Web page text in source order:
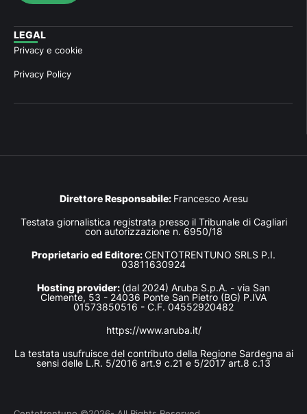
LEGAL
Privacy e cookie
Privacy Policy
Direttore Responsabile: Francesco Aresu
Testata giornalistica registrata presso il Tribunale di Cagliari
con autorizzazione n. 6950/18
Proprietario ed Editore:CENTOTRENTUNO SRLS P.I.
03811630924
Hosting provider: (dal 2024) Aruba S.p.A. - via San
Clemente, 53 - 24036 Ponte San Pietro (BG) P.IVA
01573850516 - C.F. 04552920482
https://www.aruba.it/
La testata usufruisce del contributo della Regione Sardegna ai
sensi delle L.R. 5/2016 art.9 c.21 e 5/2017 art.8 c.13